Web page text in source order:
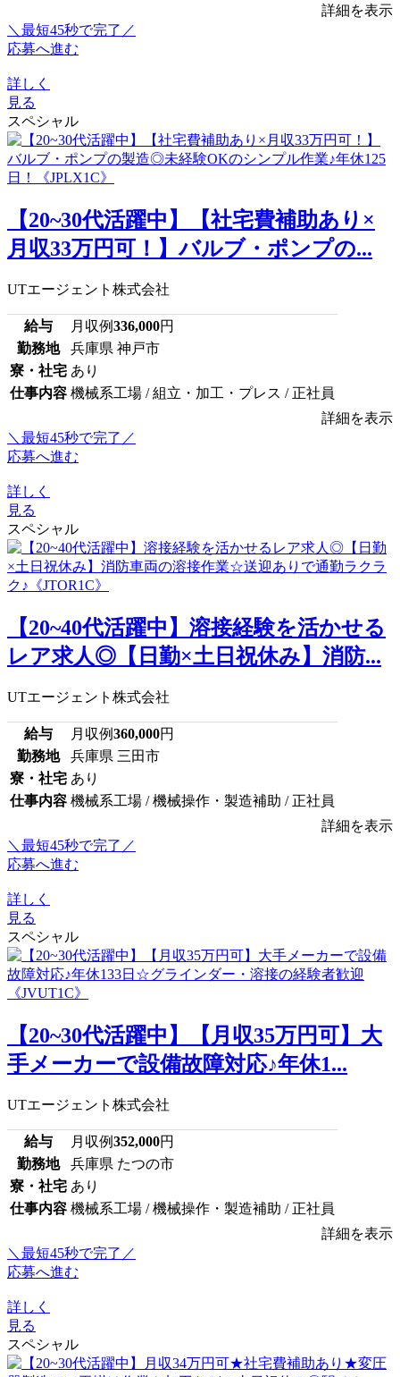
詳細を表示
＼最短45秒で完了／
応募へ進む
詳しく
見る
スペシャル
【20~30代活躍中】【社宅費補助あり×
月収33万円可！】バルブ・ポンプの...
UTエージェント株式会社
給与 月収例336,000円
勤務地
兵庫県 神戸市
寮・社宅 あり
仕事内容 機械系工場 / 組立・加工・プレス / 正社員
詳細を表示
＼最短45秒で完了／
応募へ進む
詳しく
見る
スペシャル
【20~40代活躍中】溶接経験を活かせる
レア求人◎【日勤×土日祝休み】消防...
UTエージェント株式会社
給与 月収例360,000円
勤務地
兵庫県 三田市
寮・社宅 あり
仕事内容 機械系工場 / 機械操作・製造補助 / 正社員
詳細を表示
＼最短45秒で完了／
応募へ進む
詳しく
見る
スペシャル
【20~30代活躍中】【月収35万円可】大
手メーカーで設備故障対応♪年休1...
UTエージェント株式会社
給与 月収例352,000円
勤務地
兵庫県 たつの市
寮・社宅 あり
仕事内容 機械系工場 / 機械操作・製造補助 / 正社員
詳細を表示
＼最短45秒で完了／
応募へ進む
詳しく
見る
スペシャル